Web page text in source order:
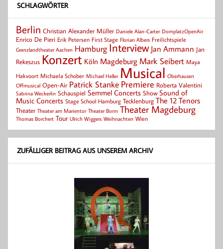
SCHLAGWÖRTER
Berlin Christian Alexander Müller Daniele Alan-Carter DomplatzOpenAir
Enrico De Pieri Erik Petersen First Stage Florian Albers Freilichtspiele
Grenzlandtheater Aachen Hamburg Interview Jan Ammann Jan
Rekeszus Konzert Köln Magdeburg Mark Seibert Maya
Hakvoort Michaela Schober Michael Heller Musical Oberhausen
Offmusical Open-Air Patrick Stanke Premiere Roberta Valentini
Sabrina Weckerlin Schauspiel Semmel Concerts Show Sound of
Music Concerts Stage School Hamburg Tecklenburg The 12 Tenors
Theater Theater am Marientor Theater Bonn Theater Magdeburg
Thomas Borchert Tour Ulrich Wiggers Weihnachten Wien
ZUFÄLLIGER BEITRAG AUS UNSEREM ARCHIV